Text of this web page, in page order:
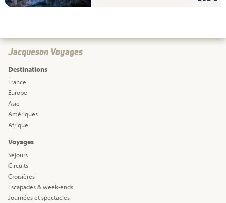
Jacqueson Voyages
Destinations
France
Europe
Asie
Amériques
Afrique
Voyages
Séjours
Circuits
Croisières
Escapades & week-ends
Journées et spectacles